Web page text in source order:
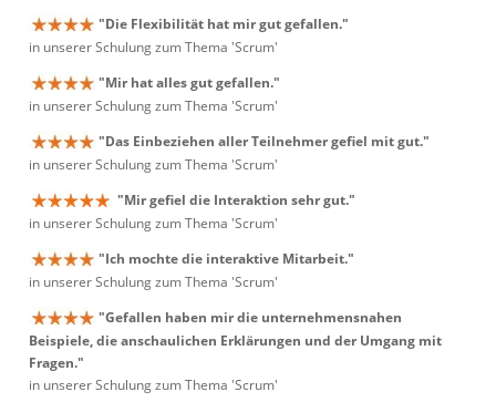
"Die Flexibilität hat mir gut gefallen."
in unserer Schulung zum Thema 'Scrum'
"Mir hat alles gut gefallen."
in unserer Schulung zum Thema 'Scrum'
"Das Einbeziehen aller Teilnehmer gefiel mit gut."
in unserer Schulung zum Thema 'Scrum'
"Mir gefiel die Interaktion sehr gut."
in unserer Schulung zum Thema 'Scrum'
"Ich mochte die interaktive Mitarbeit."
in unserer Schulung zum Thema 'Scrum'
"Gefallen haben mir die unternehmensnahen
Beispiele, die anschaulichen Erklärungen und der Umgang mit
Fragen."
in unserer Schulung zum Thema 'Scrum'